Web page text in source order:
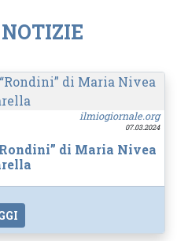
ilmiogiornale.org
07.03.2024
di Maria Nivea